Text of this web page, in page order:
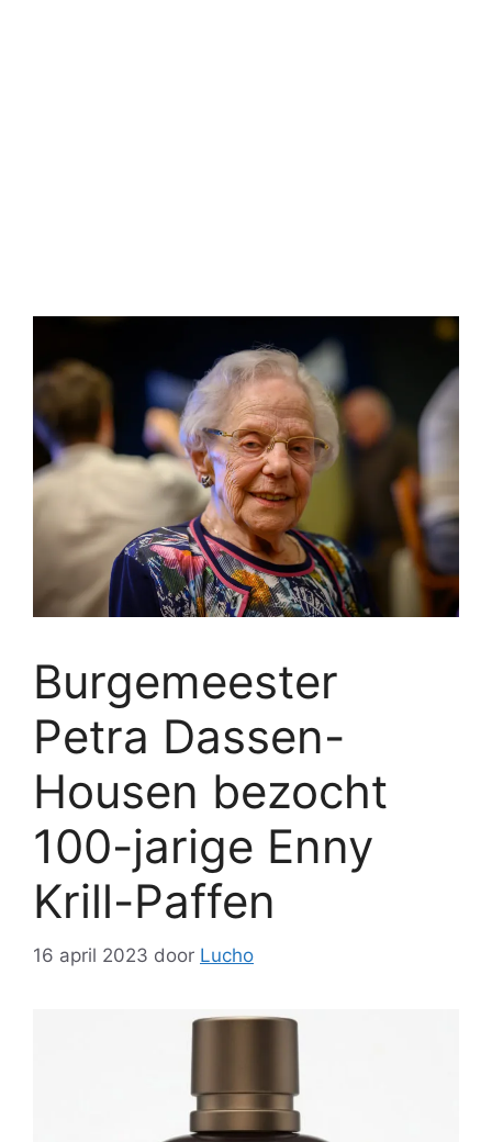
Burgemeester
Petra Dassen-
Housen bezocht
100-jarige Enny
Krill-Paffen
16 april 2023 door Lucho